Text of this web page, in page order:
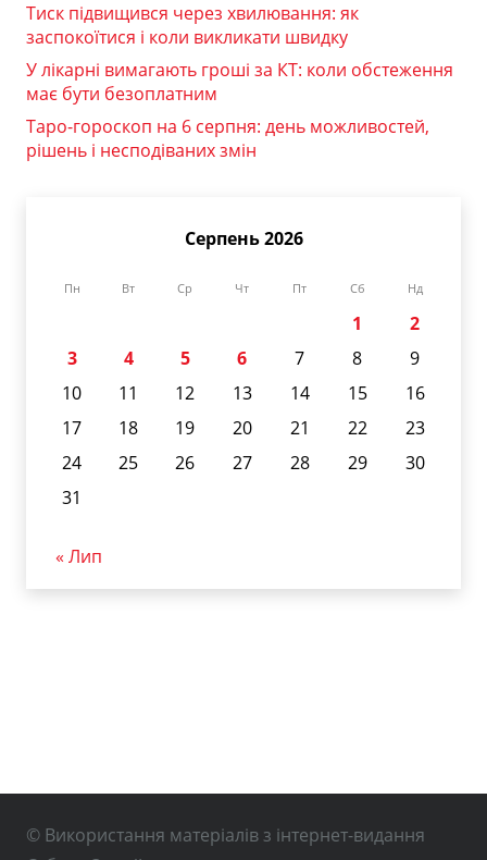
Тиск підвищився через хвилювання: як
заспокоїтися і коли викликати швидку
У лікарні вимагають гроші за КТ: коли обстеження
має бути безоплатним
Таро-гороскоп на 6 серпня: день можливостей,
рішень і несподіваних змін
Серпень 2026
Пн Вт Ср Чт Пт Сб Нд
1
2
3
4 5 6 7 8
9
10
11 12 13 14 15
16
17
18 19 20 21 22
23
24
25 26 27 28 29
30
31
« Лип
© Використання матеріалів з інтернет-видання